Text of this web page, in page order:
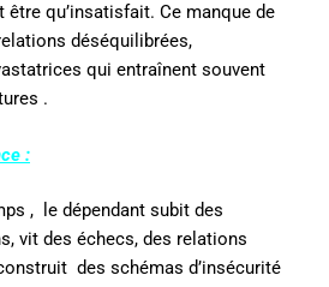
être qu’insatisfait. Ce manque de
déséquilibrées,
qui entraînent souvent
.
:
,
le dépendant subit des
vit des échecs, des relations
des schémas d’insécurité